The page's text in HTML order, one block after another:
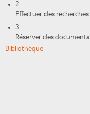
2
Effectuer des recherches
3
Réserver des documents
Bibliothèque